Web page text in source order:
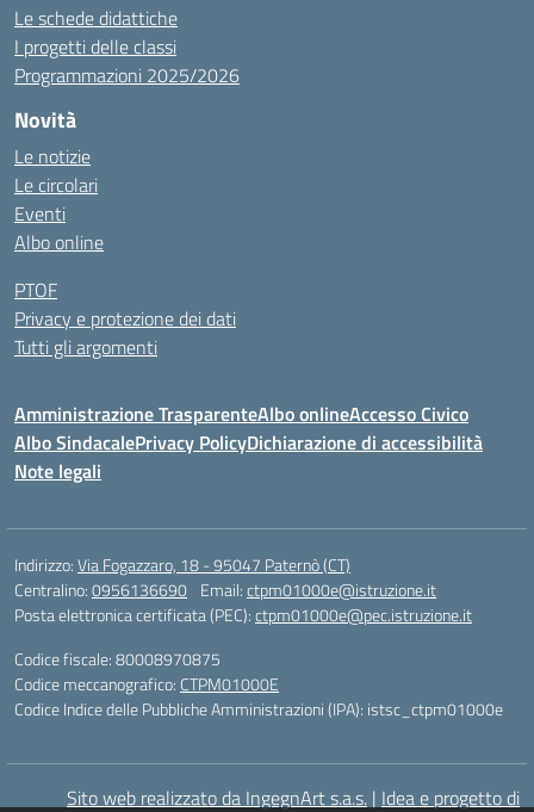
Le schede didattiche
I progetti delle classi
Programmazioni 2025/2026
Novità
Le notizie
Le circolari
Eventi
Albo online
PTOF
Privacy e protezione dei dati
Tutti gli argomenti
Amministrazione TrasparenteAlbo onlineAccesso Civico
Albo SindacalePrivacy PolicyDichiarazione di accessibilità
Note legali
Indirizzo:Via Fogazzaro, 18 - 95047 Paternò (CT)
Centralino:0956136690 Email:ctpm01000e@istruzione.it
Posta elettronica certificata (PEC):ctpm01000e@pec.istruzione.it
Codice fiscale: 80008970875
Codice meccanografico: CTPM01000E
Codice Indice delle Pubbliche Amministrazioni (IPA): istsc_ctpm01000e
Sito web realizzato da IngegnArt s.a.s. | Idea e progetto di